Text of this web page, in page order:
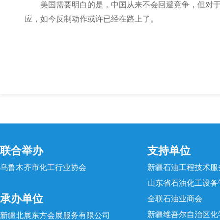
美国需要明白的是，中国从来不会回避竞争，但对
应，如今反制动作或许已经在路上了。
联合举办
乌鲁木齐市化工行业协会
承办单位
新疆北展东方会展服务有限公司
支持单位
新疆石油工程技术
山东省石油化工设
全联石油业商会
新疆维吾尔自治区化